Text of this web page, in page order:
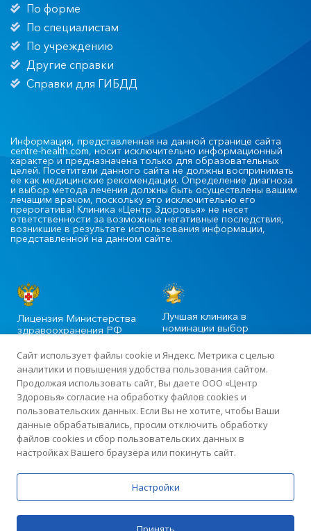
По форме
По специалистам
По учреждению
Другие справки
Справки для ГИБДД
Информация, представленная на данной странице сайта
centre-health.com, носит исключительно информационный
характер и предназначена только для образовательных
целей. Посетители данного сайта не должны воспринимать
ее как медицинские рекомендации. Определение диагноза
и выбор метода лечения должны быть осуществлены вашим
лечащим врачом, поскольку это исключительно его
прерогатива! Клиника «Центр Здоровья» не несет
ответственности за возможные негативные последствия,
возникшие в результате использования информации,
представленной на данном сайте.
Лицензия Министерства
здравоохранения РФ
Лучшая клиника в
номинации выбор
©2020-2025 Официальный сайт сети многопрофильных клиник
«Центр Здоровья» в Москве
Лицензия: ЛО-77-01-015919 от 13 апреля 2018 года · ИНН
7726423383 · ОГРН 1187746198507
Политика по обработке персональных данных
Сайт использует файлы cookie и Яндекс. Метрика с целью
аналитики и повышения удобства пользования сайтом.
Продолжая использовать сайт, Вы даете ООО «Центр
Здоровья» согласие на обработку файлов cookies и
пользовательских данных. Если Вы не хотите, чтобы Ваши
данные обрабатывались, просим отключить обработку
файлов cookies и сбор пользовательских данных в
настройках Вашего браузера или покинуть сайт.
Настройки